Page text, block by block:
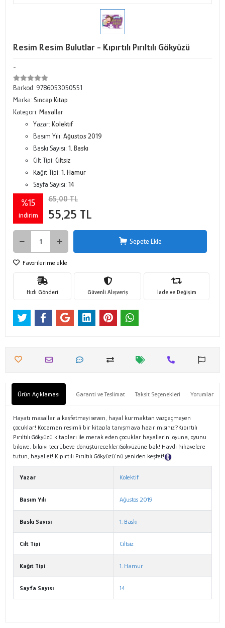
Resim Resim Bulutlar - Kıpırtılı Pırıltılı Gökyüzü
-
Barkod: 9786053050551
Marka: Sincap Kitap
Kategori: Masallar
Yazar: Kolektif
Basım Yılı: Ağustos 2019
Baskı Sayısı: 1. Baskı
Cilt Tipi: Ciltsiz
Kağıt Tipi: 1. Hamur
Sayfa Sayısı: 14
%15
indirim
65,00 TL
55,25 TL
Sepete Ekle
Favorilerime ekle
Hızlı Gönderi Güvenli Alışveriş İade ve Değişim
Ürün Açıklaması Garanti ve Teslimat Taksit Seçenekleri Yorumlar
Hayatı masallarla keşfetmeyi seven, hayal kurmaktan vazgeçmeyen
çocuklar! Kocaman resimli bir kitapla tanışmaya hazır mısınız?Kıpırtılı
Pırıltılı Gökyüzü kitapları ile merak eden çocuklar hayallerini oyuna, oyunu
bilgiye, bilgiyi tecrübeye dönüştürecekler.Gökyüzüne bak! Haydi hikayelere
tutun, hayal et! Kıpırtılı Pırıltılı Gökyüzü’nü yeniden keşfet!
Yazar Kolektif
Basım Yılı Ağustos 2019
Baskı Sayısı 1. Baskı
Cilt Tipi Ciltsiz
Kağıt Tipi 1. Hamur
Sayfa Sayısı 14